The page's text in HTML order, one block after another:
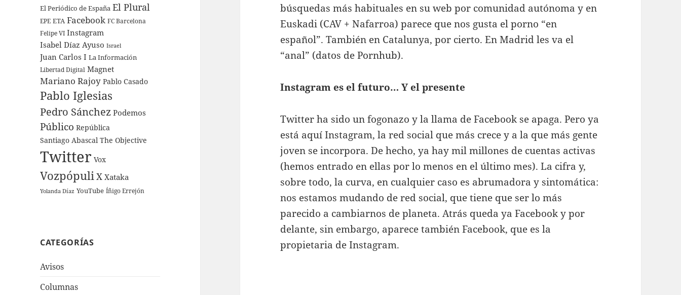
El Periódico de España El Plural
EPE ETA Facebook FC Barcelona
Felipe VI Instagram
Isabel Díaz Ayuso Israel
Juan Carlos I La Información
Libertad Digital Magnet
Mariano Rajoy Pablo Casado
Pablo Iglesias
Pedro Sánchez Podemos
Público República
Santiago Abascal The Objective
Twitter Vox
Vozpópuli X Xataka
Yolanda Díaz YouTube Íñigo Errejón
CATEGORÍAS
Avisos
Columnas
búsquedas más habituales en su web por comunidad autónoma y en
Euskadi (CAV + Nafarroa) parece que nos gusta el porno “en
español”. También en Catalunya, por cierto. En Madrid les va el
“anal” (datos de Pornhub).
Instagram es el futuro… Y el presente
Twitter ha sido un fogonazo y la llama de Facebook se apaga. Pero ya
está aquí Instagram, la red social que más crece y a la que más gente
joven se incorpora. De hecho, ya hay mil millones de cuentas activas
(hemos entrado en ellas por lo menos en el último mes). La cifra y,
sobre todo, la curva, en cualquier caso es abrumadora y sintomática:
nos estamos mudando de red social, que tiene que ser lo más
parecido a cambiarnos de planeta. Atrás queda ya Facebook y por
delante, sin embargo, aparece también Facebook, que es la
propietaria de Instagram.